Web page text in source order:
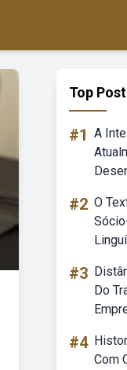
Top Post
#1 A
#2 O
#3
Do
#4
Com